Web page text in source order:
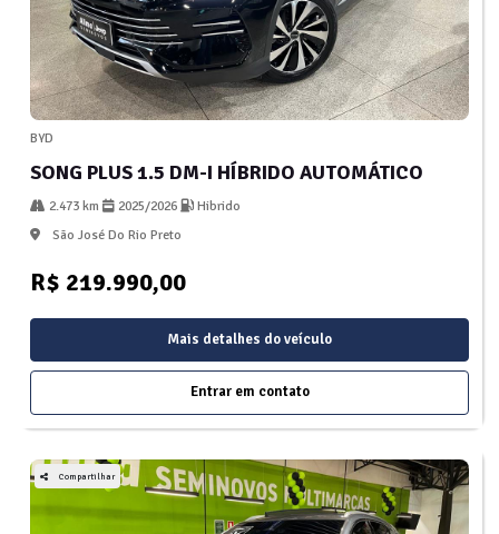
BYD
SONG PLUS 1.5 DM-I HÍBRIDO AUTOMÁTICO
2.473 km 2025/2026
Hibrido
São José Do Rio Preto
R$ 219.990,00
Mais detalhes do veículo
Entrar em contato
Compartilhar